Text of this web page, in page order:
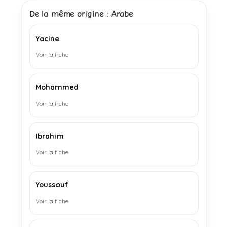
De la même origine : Arabe
Yacine
Voir la fiche
Mohammed
Voir la fiche
Ibrahim
Voir la fiche
Youssouf
Voir la fiche